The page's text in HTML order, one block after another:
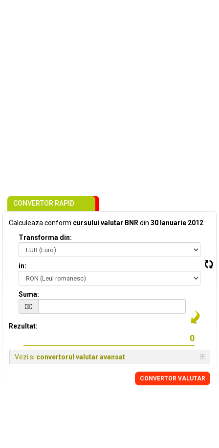
CONVERTOR RAPID
Calculeaza conform cursului valutar BNR din 30 Ianuarie 2012:
Transforma din:
in:
Suma:
Rezultat:
Vezi si convertorul valutar avansat
CONVERTOR VALUTAR